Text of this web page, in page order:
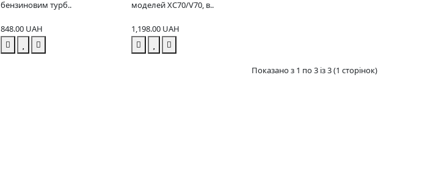
бензиновим турб..
848.00 UAH
моделей XC70/V70, в..
1,198.00 UAH
Показано з 1 по 3 із 3 (1 сторінок)